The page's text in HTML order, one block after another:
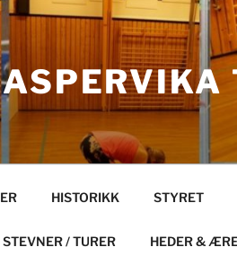
ASPERVIKA
HISTORIKK STYRET
STEVNER / TURER HEDER &